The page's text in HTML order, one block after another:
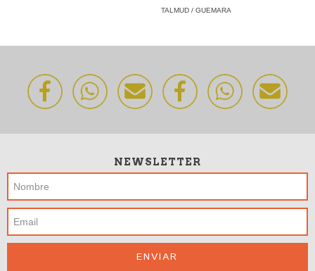
TALMUD / GUEMARA
NEWSLETTER